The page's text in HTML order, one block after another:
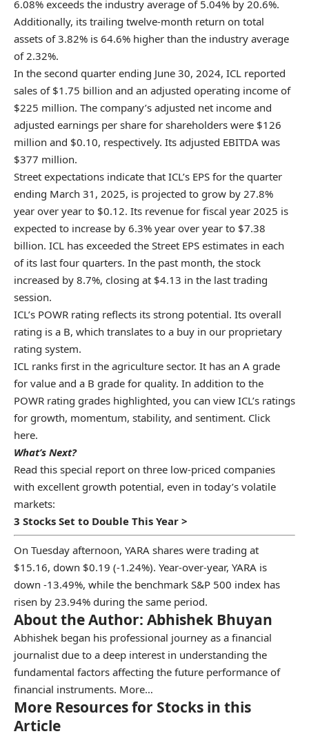
6.08% exceeds the industry average of 5.04% by 20.6%.
Additionally, its trailing twelve-month return on total
assets of 3.82% is 64.6% higher than the industry average
of 2.32%.
In the second quarter ending June 30, 2024, ICL reported
sales of $1.75 billion and an adjusted operating income of
$225 million. The company’s adjusted net income and
adjusted earnings per share for shareholders were $126
million and $0.10, respectively. Its adjusted EBITDA was
$377 million.
Street expectations indicate that ICL’s EPS for the quarter
ending March 31, 2025, is projected to grow by 27.8%
year over year to $0.12. Its revenue for fiscal year 2025 is
expected to increase by 6.3% year over year to $7.38
billion. ICL has exceeded the Street EPS estimates in each
of its last four quarters. In the past month, the stock
increased by 8.7%, closing at $4.13 in the last trading
session.
ICL’s POWR rating reflects its strong potential. Its overall
rating is a B, which translates to a buy in our proprietary
rating system.
ICL ranks first in the agriculture sector. It has an A grade
for value and a B grade for quality. In addition to the
POWR rating grades highlighted, you can view ICL’s ratings
for growth, momentum, stability, and sentiment. Click
here.
What’s Next?
Read this special report on three low-priced companies
with excellent growth potential, even in today’s volatile
markets:
3 Stocks Set to Double This Year >
On Tuesday afternoon, YARA shares were trading at
$15.16, down $0.19 (-1.24%). Year-over-year, YARA is
down -13.49%, while the benchmark S&P 500 index has
risen by 23.94% during the same period.
About the Author: Abhishek Bhuyan
Abhishek began his professional journey as a financial
journalist due to a deep interest in understanding the
fundamental factors affecting the future performance of
financial instruments. More…
More Resources for Stocks in this
Article